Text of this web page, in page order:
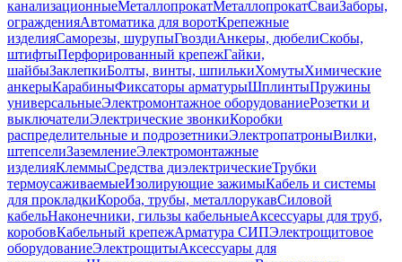
канализационныеМеталлопрокатМеталлопрокатСваиЗаборы,
огражденияАвтоматика для воротКрепежные
изделияСаморезы, шурупыГвоздиАнкеры, дюбелиСкобы,
штифтыПерфорированный крепежГайки,
шайбыЗаклепкиБолты, винты, шпилькиХомутыХимические
анкерыКарабиныФиксаторы арматурыШплинтыПружины
универсальныеЭлектромонтажное оборудованиеРозетки и
выключателиЭлектрические звонкиКоробки
распределительные и подрозетникиЭлектропатроныВилки,
штепселиЗаземлениеЭлектромонтажные
изделияКлеммыСредства диэлектрическиеТрубки
термоусаживаемыеИзолирующие зажимыКабель и системы
для прокладкиКороба, трубы, металлорукавСиловой
кабельНаконечники, гильзы кабельныеАксессуары для труб,
коробовКабельный крепежАрматура СИПЭлектрощитовое
оборудованиеЭлектрощитыАксессуары для